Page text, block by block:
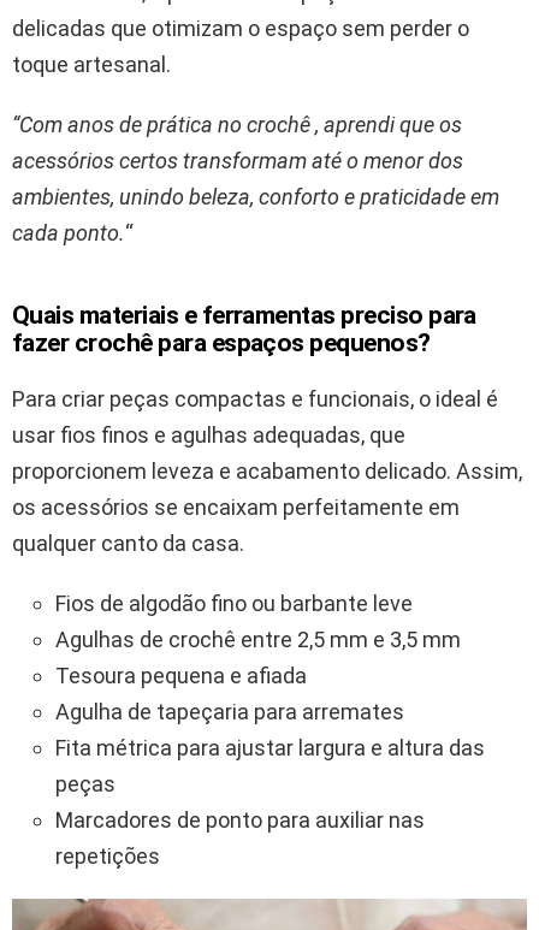
delicadas que otimizam o espaço sem perder o
toque artesanal.
“Com anos de prática no crochê , aprendi que os
acessórios certos transformam até o menor dos
ambientes, unindo beleza, conforto e praticidade em
cada ponto.“
Quais materiais e ferramentas preciso para
fazer crochê para espaços pequenos?
Para criar peças compactas e funcionais, o ideal é
usar fios finos e agulhas adequadas, que
proporcionem leveza e acabamento delicado. Assim,
os acessórios se encaixam perfeitamente em
qualquer canto da casa.
Fios de algodão fino ou barbante leve
Agulhas de crochê entre 2,5 mm e 3,5 mm
Tesoura pequena e afiada
Agulha de tapeçaria para arremates
Fita métrica para ajustar largura e altura das
peças
Marcadores de ponto para auxiliar nas
repetições